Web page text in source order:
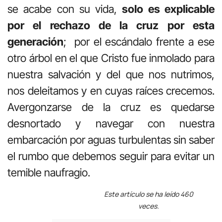
se acabe con su vida,solo es explicable
por el rechazo de la cruz por esta
generación; por el escándalo frente a ese
otro árbol en el que Cristo fue inmolado para
nuestra salvación y del que nos nutrimos,
nos deleitamos y en cuyas raíces crecemos.
Avergonzarse de la cruz es quedarse
desnortado y navegar con nuestra
embarcación por aguas turbulentas sin saber
el rumbo que debemos seguir para evitar un
temible naufragio.
Este artículo se ha leído 460
veces.